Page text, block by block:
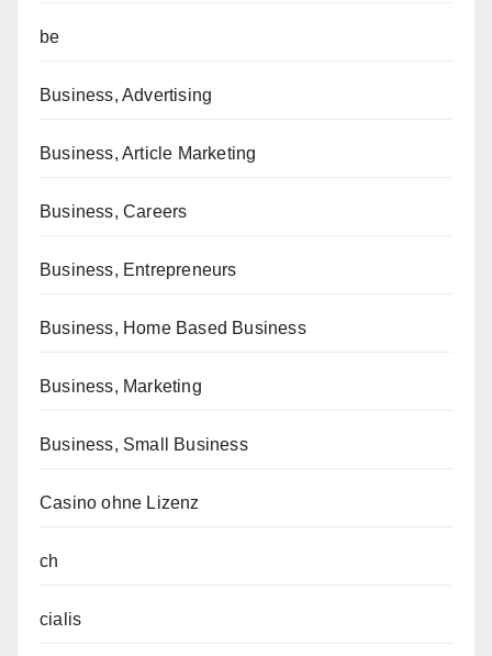
be
Business, Advertising
Business, Article Marketing
Business, Careers
Business, Entrepreneurs
Business, Home Based Business
Business, Marketing
Business, Small Business
Casino ohne Lizenz
ch
cialis